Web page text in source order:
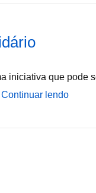
iniciativa que pode
Continuar lendo